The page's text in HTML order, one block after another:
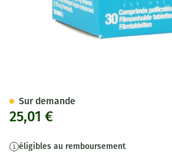
25,01 €
éligibles au remboursement
Sur demande